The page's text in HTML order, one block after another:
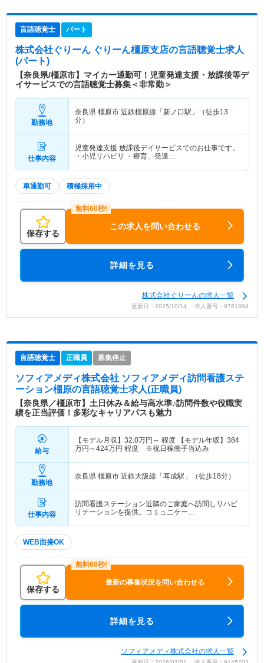
言語聴覚士 パート
株式会社ぐりーん ぐりーん橿原支店の言語聴覚士求人
(パート)
【奈良県/橿原市】マイカー通勤可！児童発達支援・放課後等デ
イサービスでの言語聴覚士募集＜非常勤＞
勤務地
奈良県 橿原市 近鉄橿原線「新ノ口駅」（徒歩13
分）
仕事内容
児童発達支援 放課後デイサービスでのお仕事です。
・小児リハビリ ・療育、発達…
車通勤可 積極採用中
保存する
この求人を問い合わせる
詳細を見る
株式会社ぐりーんの求人一覧
更新日：2025/10/14 求人番号：9761894
言語聴覚士 正職員 募集停止
ソフィアメディ株式会社 ソフィアメディ訪問看護ステ
ーション橿原の言語聴覚士求人(正職員)
【奈良県／橿原市】土日休み＆給与高水準♪訪問件数や役職実
績を正当評価！多彩なキャリアパスも魅力
給与
【モデル月収】 32.0万円～ 程度 【モデル年収】 384
万円～424万円 程度 ※祝日稼働手当込み
勤務地
奈良県 橿原市 近鉄大阪線「耳成駅」（徒歩18分）
仕事内容
訪問看護ステーション近隣のご家庭へ訪問しリハビ
リテーションを提供。コミュニケー…
WEB面接OK
保存する
最新の募集状況を問い合わせる
詳細を見る
ソフィアメディ株式会社の求人一覧